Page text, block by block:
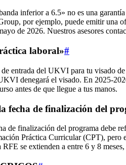
inferior a 6.5» no es una
por ejemplo, puede emitir
de 2026. Nuestros asesores
laboral»#
entrada del UKVI para tu visado
denegará el visado. En
antes de que llegue a tus manos.
fecha de finalización del
de finalización del programa debe
Práctica Curricular (CPT),
se extienden a entre 6 y 8